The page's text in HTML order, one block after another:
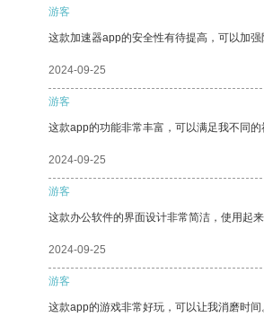
游客
这款加速器app的安全性有待提高，可以加强
2024-09-25
游客
这款app的功能非常丰富，可以满足我不同的
2024-09-25
游客
这款办公软件的界面设计非常简洁，使用起
2024-09-25
游客
这款app的游戏非常好玩，可以让我消磨时间